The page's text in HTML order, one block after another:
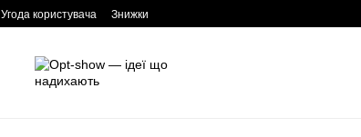
Угода користувача Знижки